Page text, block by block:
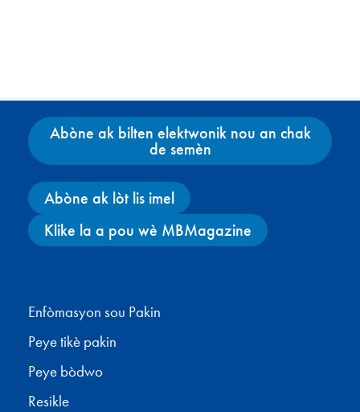
Abòne ak bilten elektwonik nou an chak
de semèn
Abòne ak lòt lis imel
Klike la a pou wè MBMagazine
Enfòmasyon sou Pakin
Peye tikè pakin
Peye bòdwo
Resikle